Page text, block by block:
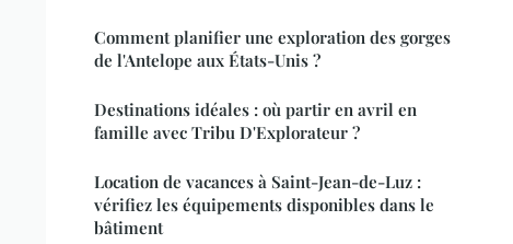
Comment planifier une exploration des gorges
de l'Antelope aux États-Unis ?
Destinations idéales : où partir en avril en
famille avec Tribu D'Explorateur ?
Location de vacances à Saint-Jean-de-Luz :
vérifiez les équipements disponibles dans le
bâtiment